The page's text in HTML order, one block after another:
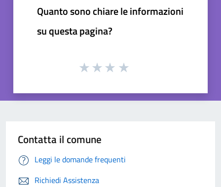
Quanto sono chiare le informazioni
su questa pagina?
Contatta il comune
Leggi le domande frequenti
Richiedi Assistenza